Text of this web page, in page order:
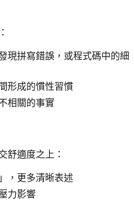
現拼寫錯誤，或程式碼中的細
形成的慣性習慣
相關的事實
舒適度之上：
，更多清晰表述
力影響